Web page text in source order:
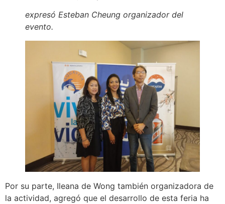
expresó Esteban Cheung organizador del
evento.
Por su parte, Ileana de Wong también organizadora de
la actividad, agregó que el desarrollo de esta feria ha